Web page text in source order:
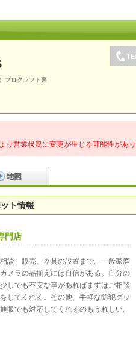
プロクラフト裏
営業状況に変更が生じる可能性があ
ト情報
門店
談、販売、器具の設置まで。一般家庭
メラの品揃えには自信がある。自分の
しでも不安な事があればまずはご相談
してくれる。その他、手軽な防犯グッ
販でも対応してくれるのもうれしい。